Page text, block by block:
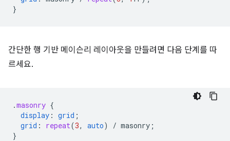
}
간단한 행 기반 메이슨리 레이아웃을 만들려면 다음 단계를 따
르세요.
.masonry {
display : grid ;
grid : repeat(3, auto) / masonry ;
}